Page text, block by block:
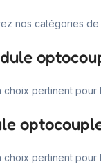
nos catégories
pertinent pour
pertinent pour